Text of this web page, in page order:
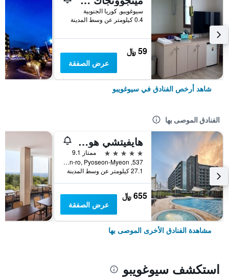
سيوغويبو, كوريا الجنوبية
0.4 كيلومتر عن وسط المدينة
59 ﷼
عرض الصفقة
شاهد أرخص الفنادق في سيوغويبو
الفنادق الموصى بها
هايفيتشي هوتل آند ريزورت جيجو
5 نجوم
ممتاز 9.1
537, Minsokhaean-ro, Pyoseon-Myeon, سيوغويبو, كوريا الجنوبية
27.1 كيلومتر عن وسط المدينة
655 ﷼
عرض الصفقة
مشاهدة الفنادق الأخرى الموصى بها
استكشف سيوغويبو